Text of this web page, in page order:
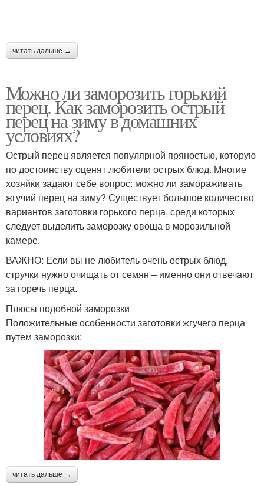
читать дальше →
Можно ли заморозить горький
перец. Как заморозить острый
перец на зиму в домашних
условиях?
Острый перец является популярной пряностью, которую
по достоинству оценят любители острых блюд. Многие
хозяйки задают себе вопрос: можно ли замораживать
жгучий перец на зиму? Существует большое количество
вариантов заготовки горького перца, среди которых
следует выделить заморозку овоща в морозильной
камере.
ВАЖНО: Если вы не любитель очень острых блюд,
стручки нужно очищать от семян – именно они отвечают
за горечь перца.
Плюсы подобной заморозки
Положительные особенности заготовки жгучего перца
путем заморозки:
читать дальше →